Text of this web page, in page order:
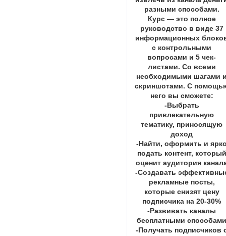
разными способами.
Курс — это полное
руководство в виде 37
информационных
с контрольными
вопросами и 5 чек-
листами. Со всеми
необходимыми шагами
скриншотами. С
него вы сможете:
-Выбрать
привлекательную
тематику, приносящую
доход
-Найти, оформить и
подать контент, который
оценит аудитория
-Создавать
рекламные посты,
которые снизят цену
подписчика на 20-30%
-Развивать каналы
бесплатными
-Получать подписчиков